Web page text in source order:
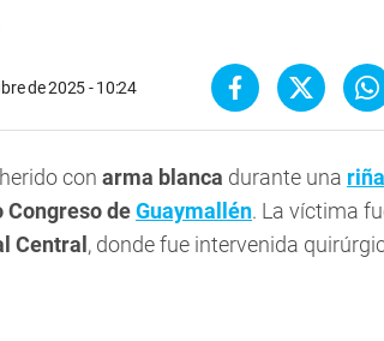
de 2025 - 10:24
con arma blanca durante una riña
Congreso deGuaymallén. La víctima
Central , donde fue intervenida